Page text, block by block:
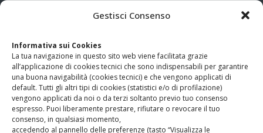
Gestisci Consenso
Informativa sui Cookies
La tua navigazione in questo sito web viene facilitata grazie
all’applicazione di cookies tecnici che sono indispensabili per garantire
una buona navigabilità (cookies tecnici) e che vengono applicati di
default. Tutti gli altri tipi di cookies (statistici e/o di profilazione)
vengono applicati da noi o da terzi soltanto previo tuo consenso
espresso. Puoi liberamente prestare, rifiutare o revocare il tuo
consenso, in qualsiasi momento,
accedendo al pannello delle preferenze (tasto “Visualizza le
www.odg.toscana.it – testata registrata presso il Tribunale di
Firenze al nr. 5208 dell’ 08.10.2002. Direttore responsabile:
Giampaolo Marchini – C.F. 80005790482
LINK UTILI